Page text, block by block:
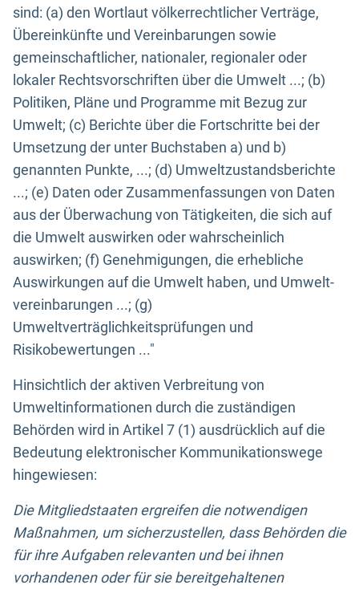
sind: (a) den Wortlaut völkerrechtlicher Verträge,
Übereinkünfte und Vereinbarungen sowie
gemeinschaftlicher, nationaler, regionaler oder
lokaler Rechtsvorschriften über die Umwelt ...; (b)
Politiken, Pläne und Programme mit Bezug zur
Umwelt; (c) Berichte über die Fortschritte bei der
Umsetzung der unter Buchstaben a) und b)
genannten Punkte, ...; (d) Umweltzustandsberichte
...; (e) Daten oder Zusammenfassungen von Daten
aus der Überwachung von Tätigkeiten, die sich auf
die Umwelt auswirken oder wahrscheinlich
auswirken; (f) Genehmigungen, die erhebliche
Auswirkungen auf die Umwelt haben, und Umwelt-
vereinbarungen ...; (g)
Umweltverträglichkeitsprüfungen und
Risikobewertungen ..."
Hinsichtlich der aktiven Verbreitung von
Umweltinformationen durch die zuständigen
Behörden wird in Artikel 7 (1) ausdrücklich auf die
Bedeutung elektronischer Kommunikationswege
hingewiesen:
Die Mitgliedstaaten ergreifen die notwendigen
Maßnahmen, um sicherzustellen, dass Behörden die
für ihre Aufgaben relevanten und bei ihnen
vorhandenen oder für sie bereitgehaltenen